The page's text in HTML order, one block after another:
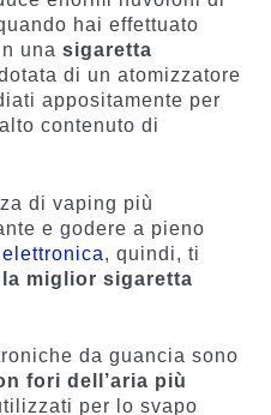
hai effettuato
una sigaretta
di un atomizzatore
appositamente per
contenuto di
di vaping più
e godere a pieno
, quindi, ti
miglior sigaretta
da guancia sono
fori dell’aria più
per lo svapo